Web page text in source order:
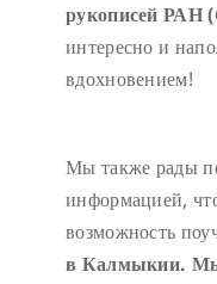
рукописей РАН(
интересно и
вдохновением!
Мы также рады
информацией,
возможность
в Калмыкии. Мы